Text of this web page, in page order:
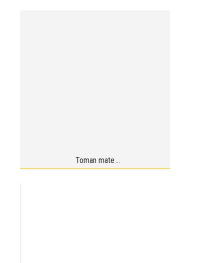
Toman mate